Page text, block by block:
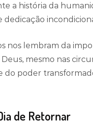
a história da
dedicação
nos lembram da
mesmo nas
do poder
de Retornar